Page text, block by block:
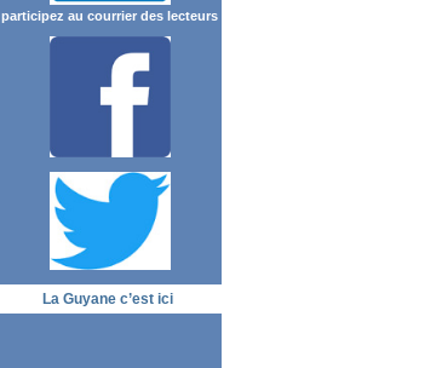
participez au courrier des lecteurs
La Guyane c’est ici